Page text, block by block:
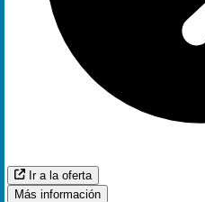
Ir a la oferta
Más información